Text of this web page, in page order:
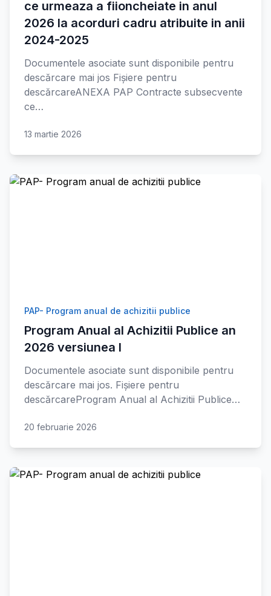
ce urmeaza a fiioncheiate in anul
2026 la acorduri cadru atribuite in anii
2024-2025
Documentele asociate sunt disponibile pentru
descărcare mai jos Fișiere pentru
descărcareANEXA PAP Contracte subsecvente
ce…
13 martie 2026
PAP- Program anual de achizitii publice
Program Anual al Achizitii Publice an
2026 versiunea I
Documentele asociate sunt disponibile pentru
descărcare mai jos. Fișiere pentru
descărcareProgram Anual al Achizitii Publice…
20 februarie 2026